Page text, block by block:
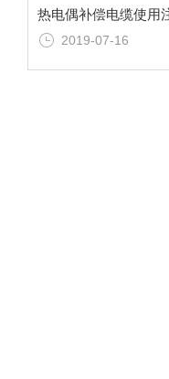
热电偶补偿电缆使用
2019-07-16